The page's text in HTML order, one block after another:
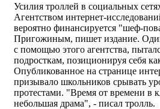
Усилия троллей в социальных
Агентством интернет-
вероятно финансируется "шеф-
Пригожиным, пишет издание.
с помощью этого агентства,
подросткам, позиционируя себя
Опубликованное на странице
призывало школьников срывать
протестами. "Время от времени в
небольшая драма", - писал тролль.